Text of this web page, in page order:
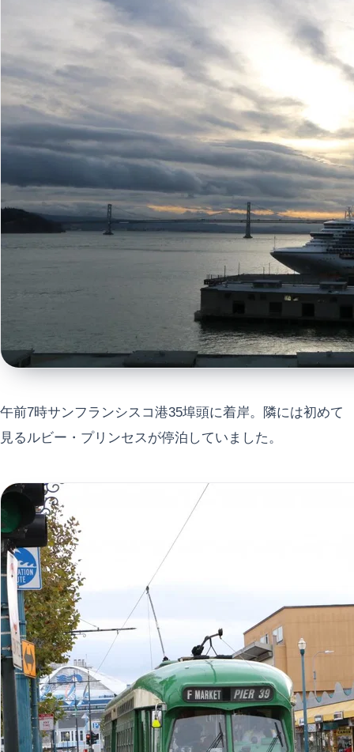
午前7時サンフランシスコ港35埠頭に着岸。隣には初めて
見るルビー・プリンセスが停泊していました。